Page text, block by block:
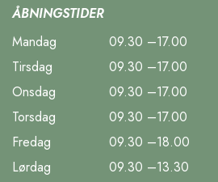
ÅBNINGSTIDER
Mandag
09.30 –17.00
Tirsdag
09.30 –17.00
Onsdag
09.30 –17.00
Torsdag
09.30 –17.00
Fredag
09.30 –18.00
Lørdag
09.30 –13.30